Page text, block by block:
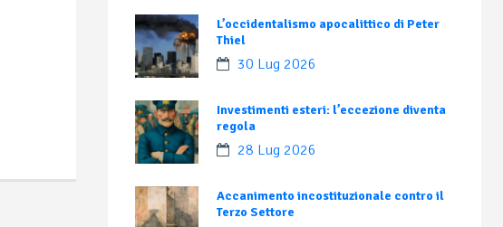
L’occidentalismo apocalittico di Peter
Thiel
30 Lug 2026
Investimenti esteri: l’eccezione diventa
regola
28 Lug 2026
Accanimento incostituzionale contro il
Terzo Settore